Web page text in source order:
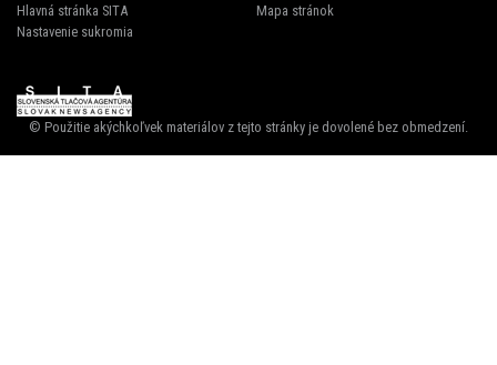
Hlavná stránka SITA
Nastavenie sukromia
Mapa stránok
© Použitie akýchkoľvek materiálov z tejto stránky je dovolené bez obmedzení.